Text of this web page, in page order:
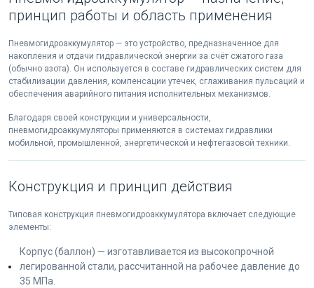
принцип работы и область применения
Пневмогидроаккумулятор — это устройство, предназначенное для
накопления и отдачи гидравлической энергии за счёт сжатого газа
(обычно азота). Он используется в составе гидравлических систем для
стабилизации давления, компенсации утечек, сглаживания пульсаций и
обеспечения аварийного питания исполнительных механизмов.
Благодаря своей конструкции и универсальности,
пневмогидроаккумуляторы применяются в системах гидравлики
мобильной, промышленной, энергетической и нефтегазовой техники.
Конструкция и принцип действия
Типовая конструкция пневмогидроаккумулятора включает следующие
элементы:
Корпус (баллон) — изготавливается из высокопрочной
легированной стали, рассчитанной на рабочее давление до
35 МПа.